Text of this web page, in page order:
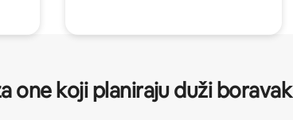
one koji planiraju duži boravak